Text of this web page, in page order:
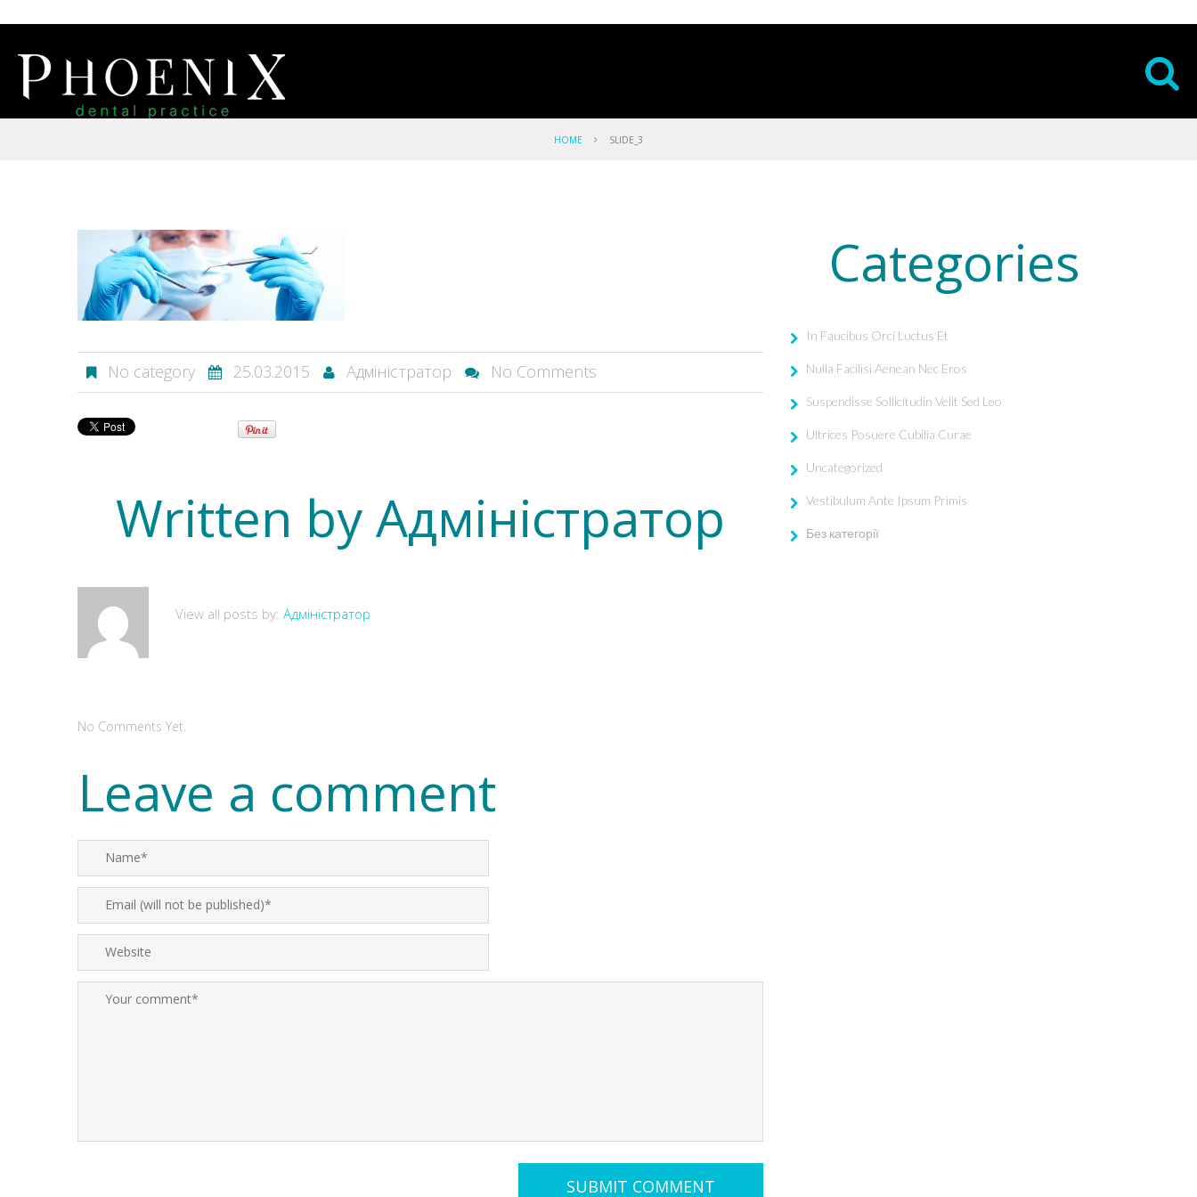
HOME SLIDE_3
No category 25.03.2015 Адміністратор No Comments
Written byАдміністратор
View all posts by: Адміністратор
No Comments Yet.
Leave a comment
Categories
In Faucibus Orci Luctus Et
Nulla Facilisi Aenean Nec Eros
Suspendisse Sollicitudin Velit Sed Leo
Ultrices Posuere Cubilia Curae
Uncategorized
Vestibulum Ante Ipsum Primis
Без категорії